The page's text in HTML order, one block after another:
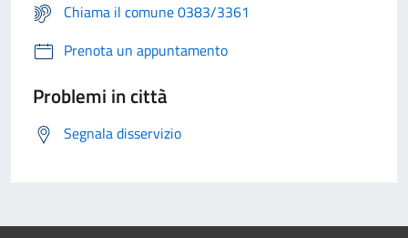
Chiama il comune 0383/3361
Prenota un appuntamento
Problemi in città
Segnala disservizio